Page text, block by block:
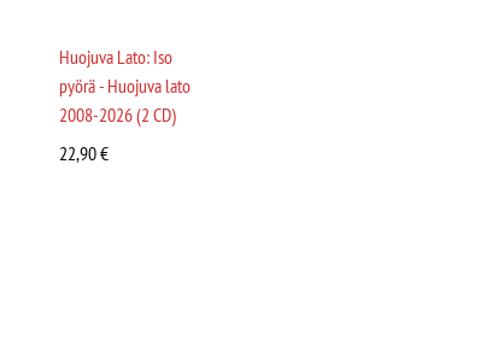
Huojuva Lato: Iso
pyörä - Huojuva lato
2008-2026 (2 CD)
22,90€